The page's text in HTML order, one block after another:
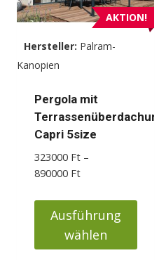
Optionen
auf
der
Produktseite
gewählt
werden
AKTION!
Hersteller: Palram-
Kanopien
Pergola mit
Terrassenüberdachung
Capri 5size
323000 Ft –
890000 FtPreisspanne:
bis
890000 Ft
Ausführung
wählen